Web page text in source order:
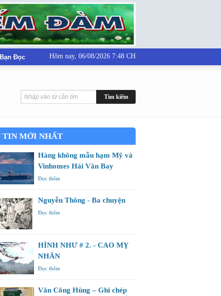
Đọc Hôm nay, 06/08/2026 7:48 CH
TIN MỚI NHẤT
Hàng không mẫu hạm Mỹ và
Vinhomes Hải Vân Bay
Đọc thêm
Nguyễn Thông - Ba chuyện
Đọc thêm
HÌNH NHƯ # 2. - CAO MỴ
NHÂN
Đọc thêm
Văn Công Hùng – Ghi chép